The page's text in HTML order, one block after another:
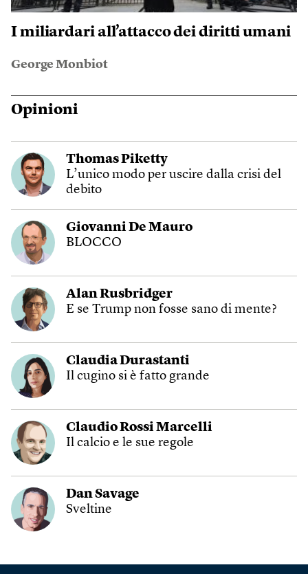
I miliardari all’attacco dei diritti umani
George Monbiot
Opinioni
Thomas Piketty
L’unico modo per uscire dalla crisi del
debito
Giovanni De Mauro
BLOCCO
Alan Rusbridger
E se Trump non fosse sano di mente?
Claudia Durastanti
Il cugino si è fatto grande
Claudio Rossi Marcelli
Il calcio e le sue regole
Dan Savage
Sveltine